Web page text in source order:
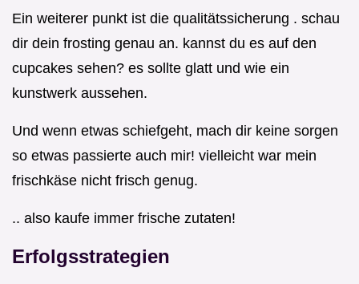
Ein weiterer punkt ist die qualitätssicherung . schau
dir dein frosting genau an. kannst du es auf den
cupcakes sehen? es sollte glatt und wie ein
kunstwerk aussehen.
Und wenn etwas schiefgeht, mach dir keine sorgen
so etwas passierte auch mir! vielleicht war mein
frischkäse nicht frisch genug.
.. also kaufe immer frische zutaten!
Erfolgsstrategien